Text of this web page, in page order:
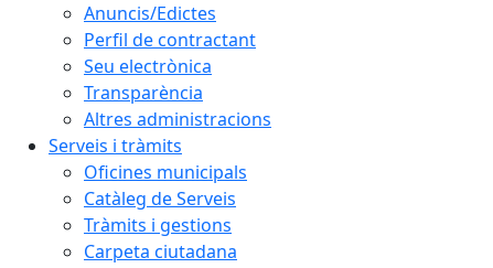
Anuncis/Edictes
Perfil de contractant
Seu electrònica
Transparència
Altres administracions
Serveis i tràmits
Oficines municipals
Catàleg de Serveis
Tràmits i gestions
Carpeta ciutadana